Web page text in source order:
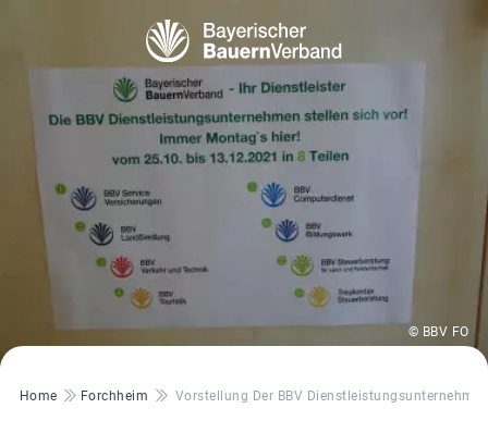
© BBV FO
Pfadnavigation
Home Forchheim Vorstellung Der BBV